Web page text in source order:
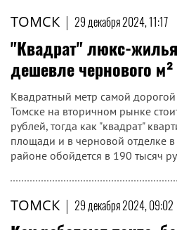
ТОМСК | 29 декабря 2024, 11:17
"Квадрат" люкс-
дешевле чернового
Квадратный метр самой
Томске на вторичном рынке
рублей, тогда как "квадрат"
площади и в черновой отделке
районе обойдется в 190 тысяч
ТОМСК | 29 декабря 2024, 09:02